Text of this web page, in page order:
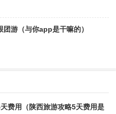
团游（与你app是干嘛的）
费用（陕西旅游攻略5天费用是